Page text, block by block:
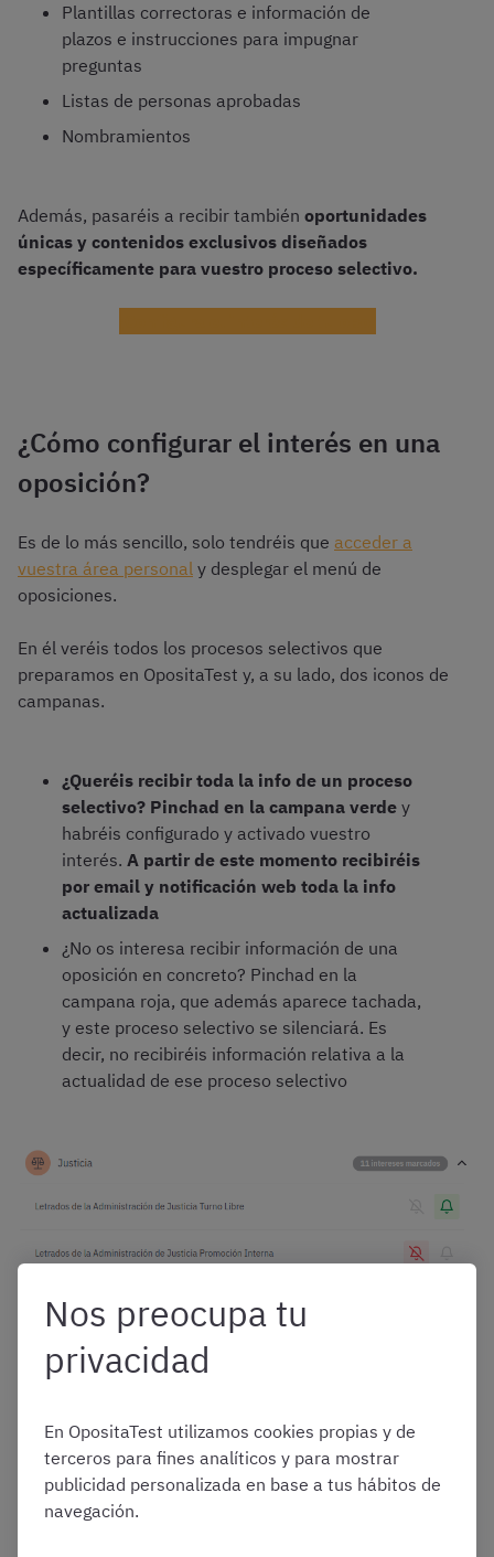
Plantillas correctoras e información de
plazos e instrucciones para impugnar
preguntas
Listas de personas aprobadas
Nombramientos
Además, pasaréis a recibir también oportunidades
únicas y contenidos exclusivos diseñados
específicamente para vuestro proceso selectivo.
¿Cómo configurar el interés en una
oposición?
Es de lo más sencillo, solo tendréis que acceder a
vuestra área personal y desplegar el menú de
oposiciones.
En él veréis todos los procesos selectivos que
preparamos en OpositaTest y, a su lado, dos iconos de
campanas.
¿Queréis recibir toda la info de un proceso
selectivo? Pinchad en la campana verde y
habréis configurado y activado vuestro
interés. A partir de este momento recibiréis
por email y notificación web toda la info
actualizada
¿No os interesa recibir información de una
oposición en concreto? Pinchad en la
campana roja, que además aparece tachada,
y este proceso selectivo se silenciará. Es
decir, no recibiréis información relativa a la
actualidad de ese proceso selectivo
¿Por qué registrarme en
OpositaTest? Muchos
más beneficios directos
Nos preocupa tu
privacidad
En OpositaTest utilizamos cookies propias y de
terceros para fines analíticos y para mostrar
publicidad personalizada en base a tus hábitos de
navegación.